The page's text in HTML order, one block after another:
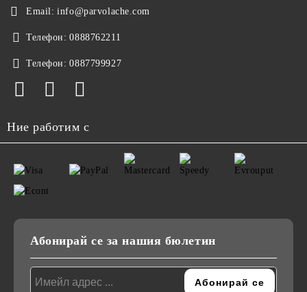
Email: info@parvolache.com
Телефон: 0888762211
Телефон: 0887799927
Ние работим с
Абонирай се за нашия бюлетин